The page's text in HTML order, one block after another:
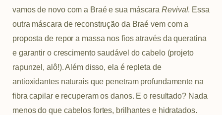
vamos de novo com a Braé e sua máscaraRevival. Essa
outra máscara de reconstrução da Braé vem com a
proposta de repor a massa nos fios através da queratina
e garantir o crescimento saudável do cabelo (projeto
rapunzel, alô!). Além disso, ela é repleta de
antioxidantes naturais que penetram profundamente na
fibra capilar e recuperam os danos. E o resultado? Nada
menos do que cabelos fortes, brilhantes e hidratados.